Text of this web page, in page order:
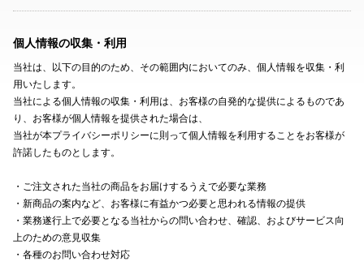
個人情報の収集・利用
当社は、以下の目的のため、その範囲内においてのみ、個人情報を収集・利
用いたします。
当社による個人情報の収集・利用は、お客様の自発的な提供によるものであ
り、お客様が個人情報を提供された場合は、
当社が本プライバシーポリシーに則って個人情報を利用することをお客様が
許諾したものとします。
・ご注文された当社の商品をお届けするうえで必要な業務
・新商品の案内など、お客様に有益かつ必要と思われる情報の提供
・業務遂行上で必要となる当社からの問い合わせ、確認、およびサービス向
上のための意見収集
・各種のお問い合わせ対応